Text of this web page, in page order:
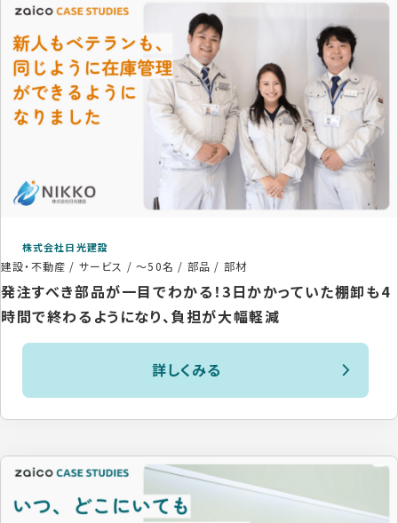
株式会社日光建設
建設・不動産 / サービス /～50名 / 部品 / 部材
発注すべき部品が一目でわかる！3日かかっていた棚卸も4
時間で終わるようになり、負担が大幅軽減
詳しくみる